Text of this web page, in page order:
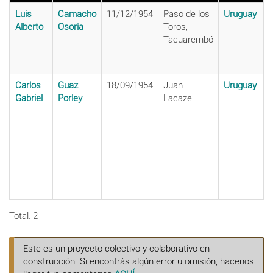
Luis
Alberto
Camacho
Osoria
11/12/1954
Paso de los
Toros,
Tacuarembó
Uruguay
Carlos
Gabriel
Guaz
Porley
18/09/1954
Juan
Lacaze
Uruguay
Total: 2
Este es un proyecto colectivo y colaborativo en
construcción. Si encontrás algún error u omisión, hacenos